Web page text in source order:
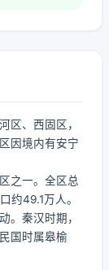
区、西固区，
因境内有安宁
之一。全区总
约49.1万人。
。秦汉时期，
国时属皋榆